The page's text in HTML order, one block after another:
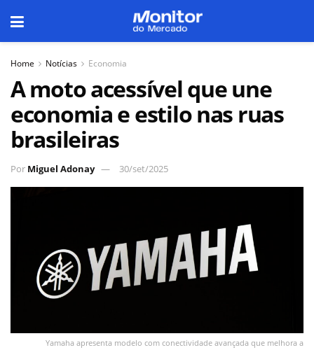
Home Notícias Economia
A moto acessível que une
economia e estilo nas ruas
brasileiras
Por Miguel Adonay 30/set/2025
Yamaha apresenta modelo com conectividade avançada que melhora a